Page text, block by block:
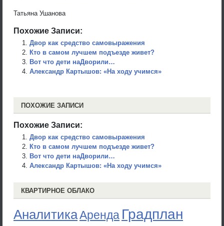
Татьяна Ушанова
Похожие Записи:
Двор как средство самовыражения
Кто в самом лучшем подъезде живет?
Вот что дети наДворили…
Александр Картышов: «На ходу учимся»
ПОХОЖИЕ ЗАПИСИ
Похожие Записи:
Двор как средство самовыражения
Кто в самом лучшем подъезде живет?
Вот что дети наДворили…
Александр Картышов: «На ходу учимся»
КВАРТИРНОЕ ОБЛАКО
АналитикаАренда Градплан